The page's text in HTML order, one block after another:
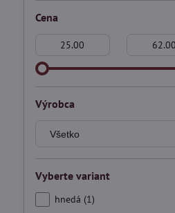
Cena
Výrobca
Vyberte variant
hnedá (1)